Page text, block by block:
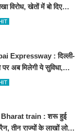
विरोध, खेतों में बो दिए
वीडियो वायरल
Expressway : दिल्ली-
अब मिलेगी ये सुविधा,
से तुरंत घायल पहुंचेगा
Bharat train : शरू हुई
तीन राज्यों के लाखों लोगों